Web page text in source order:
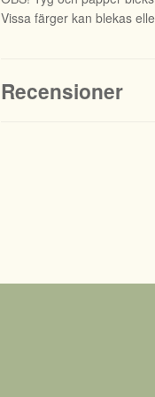
Vissa färger kan blekas
Recensioner